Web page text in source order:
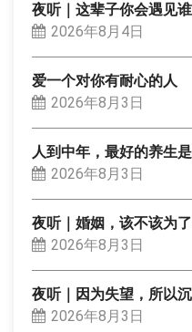
夜听｜这辈子你会遇见
2026年8月4日
爱一个对你有耐心的人
2026年8月3日
人到中年，最好的养生
2026年8月3日
夜听｜婚姻，该不该为
2026年8月3日
夜听｜因为失望，所以
2026年8月3日